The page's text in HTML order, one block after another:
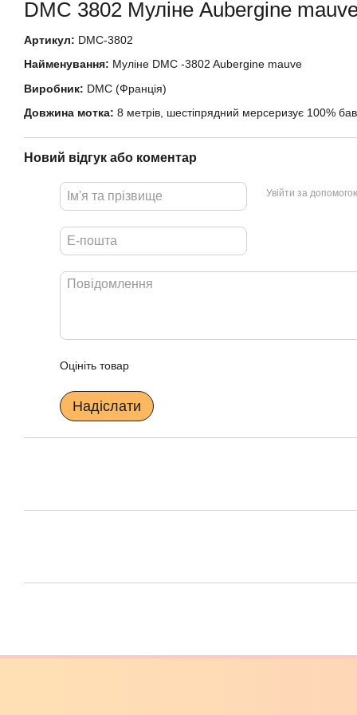
DMC 3802 Муліне Aubergine
Артикул: DMC-3802
Найменування: Муліне DMC -3802 Aubergine mauve
Виробник: DMC (Франція)
Довжина мотка: 8 метрів, шестіпрядний мерсеризує 100%
Новий відгук або коментар
Увійти за
Оцініть товар
Надіслати